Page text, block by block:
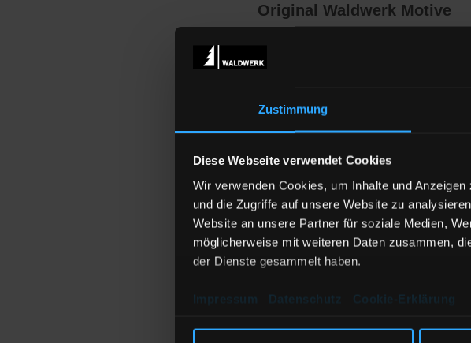
Zustimmung
Diese Webseite verwendet Cookies
Wir verwenden Cookies, um Inhalte und
und die Zugriffe auf unsere Website zu
Website an unsere Partner für soziale Medien,
möglicherweise mit weiteren Daten zusammen,
der Dienste gesammelt haben.
Impressum Datenschutz Cookie-Erklärung
Original Waldwerk Motive
Unglaublich praktisch und aus einem
Größe & Passform
37 x 43 cm
Details
80% recycelte Baumwolle